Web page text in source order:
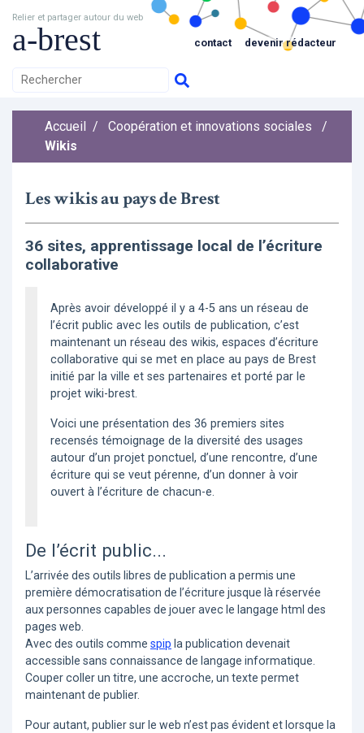
Relier et partager autour du web
a-brest contact devenir rédacteur
Accueil / Coopération et innovations sociales
/
Wikis
Les wikis au pays de Brest
36 sites, apprentissage local de l’écriture
collaborative
Après avoir développé il y a 4-5 ans un réseau de
l’écrit public avec les outils de publication, c’est
maintenant un réseau des wikis, espaces d’écriture
collaborative qui se met en place au pays de Brest
initié par la ville et ses partenaires et porté par le
projet wiki-brest.
Voici une présentation des 36 premiers sites
recensés témoignage de la diversité des usages
autour d’un projet ponctuel, d’une rencontre, d’une
écriture qui se veut pérenne, d’un donner à voir
ouvert à l’écriture de chacun-e.
De l’écrit public...
L’arrivée des outils libres de publication a permis une
première démocratisation de l’écriture jusque là réservée
aux personnes capables de jouer avec le langage html des
pages web.
Avec des outils comme spip la publication devenait
accessible sans connaissance de langage informatique.
Couper coller un titre, une accroche, un texte permet
maintenant de publier.
Pour autant, publier sur le web n’est pas évident et lorsque la